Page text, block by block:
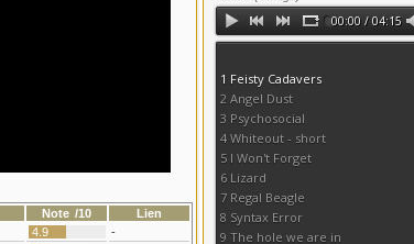
Note /10
Lien
4.9
-